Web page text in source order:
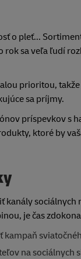
o pleť...
sa veľa ľudí
prioritou,
sa príjmy.
príspevkov s
ktoré by
kanály
je čas
kampaň
na sociálnych